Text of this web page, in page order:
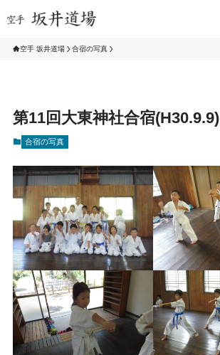
空手 坂井道場 合宿の写真
第11回大東神社合宿(H30.9.9)
合宿の写真